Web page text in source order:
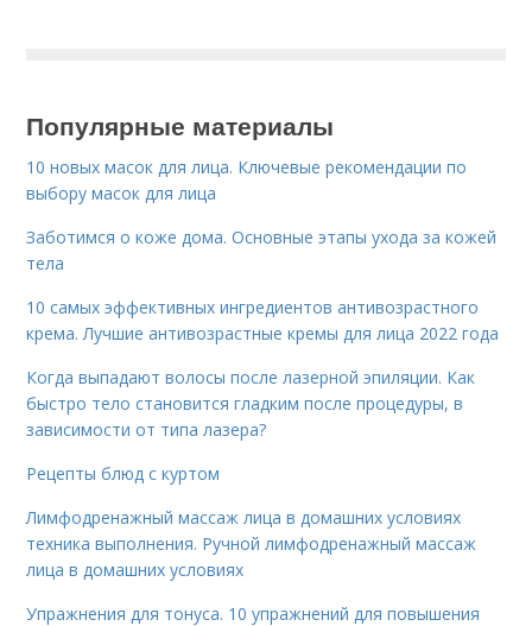
Популярные материалы
10 новых масок для лица. Ключевые рекомендации по
выбору масок для лица
Заботимся о коже дома. Основные этапы ухода за кожей
тела
10 самых эффективных ингредиентов антивозрастного
крема. Лучшие антивозрастные кремы для лица 2022 года
Когда выпадают волосы после лазерной эпиляции. Как
быстро тело становится гладким после процедуры, в
зависимости от типа лазера?
Рецепты блюд с куртом
Лимфодренажный массаж лица в домашних условиях
техника выполнения. Ручной лимфодренажный массаж
лица в домашних условиях
Упражнения для тонуса. 10 упражнений для повышения